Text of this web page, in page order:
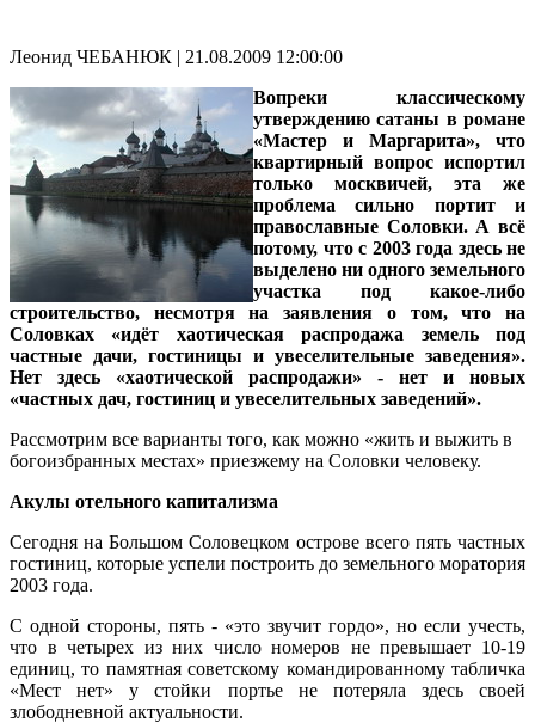
Леонид ЧЕБАНЮК | 21.08.2009 12:00:00
Вопреки классическому
утверждению сатаны в романе
«Мастер и Маргарита», что
квартирный вопрос испортил
только москвичей, эта же
проблема сильно портит и
православные Соловки. А всё
потому, что с 2003 года здесь не
выделено ни одного земельного
участка под какое-либо
строительство, несмотря на заявления о том, что на
Соловках «идёт хаотическая распродажа земель под
частные дачи, гостиницы и увеселительные заведения».
Нет здесь «хаотической распродажи» - нет и новых
«частных дач, гостиниц и увеселительных заведений».
Рассмотрим все варианты того, как можно «жить и выжить в
богоизбранных местах» приезжему на Соловки человеку.
Акулы отельного капитализма
Сегодня на Большом Соловецком острове всего пять частных
гостиниц, которые успели построить до земельного моратория
2003 года.
С одной стороны, пять - «это звучит гордо», но если учесть,
что в четырех из них число номеров не превышает 10-19
единиц, то памятная советскому командированному табличка
«Мест нет» у стойки портье не потеряла здесь своей
злободневной актуальности.